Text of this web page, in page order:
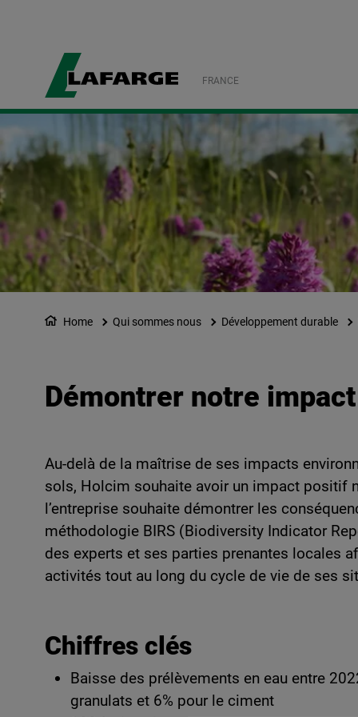
FRANCE
Home Qui sommes nous Développement durable
Démontrer notre
Au-delà de la maîtrise de ses impacts
sols, Holcim souhaite avoir un impact positif
l’entreprise souhaite démontrer les
méthodologie BIRS (Biodiversity Indicator
des experts et ses parties prenantes locales
activités tout au long du cycle de vie de ses
Chiffres clés
Baisse des prélèvements en eau entre
granulats et 6% pour le ciment